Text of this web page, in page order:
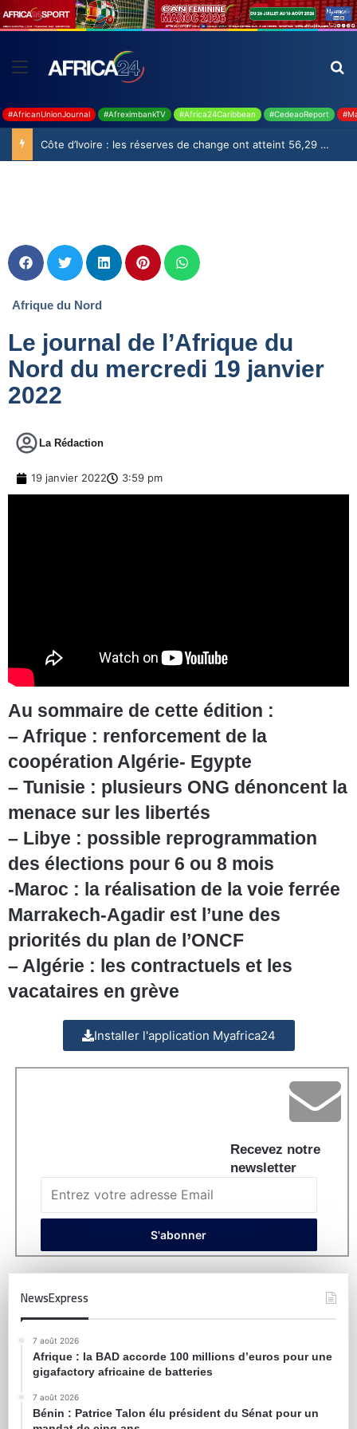
#AfricanUnionJournal #AfreximbankTV #Africa24Caribbean #CedeaoReport
Côte d’Ivoire : les réserves de change ont atteint 56,29 milliards USD en juillet
Afrique du Nord
Le journal de l’Afrique du
Nord du mercredi 19 janvier
2022
La Rédaction
19 janvier 2022 3:59 pm
Au sommaire de cette édition :
– Afrique : renforcement de la
coopération Algérie- Egypte
– Tunisie : plusieurs ONG dénoncent la
menace sur les libertés
– Libye : possible reprogrammation
des élections pour 6 ou 8 mois
-Maroc : la réalisation de la voie ferrée
Marrakech-Agadir est l’une des
priorités du plan de l’ONCF
– Algérie : les contractuels et les
vacataires en grève
Installer l'application Myafrica24
Recevez notre
newsletter
NewsExpress
7 août 2026
Afrique : la BAD accorde 100 millions d’euros pour une
gigafactory africaine de batteries
7 août 2026
Bénin : Patrice Talon élu président du Sénat pour un